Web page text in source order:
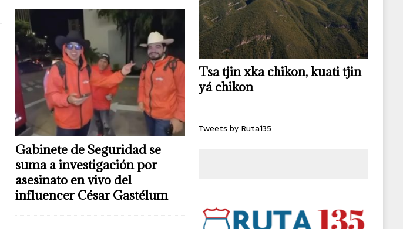
Gabinete de Seguridad se
suma a investigación por
asesinato en vivo del
influencer César Gastélum
Tsa tjin xka chikon, kuati tjin
yá chikon
Tweets by Ruta135